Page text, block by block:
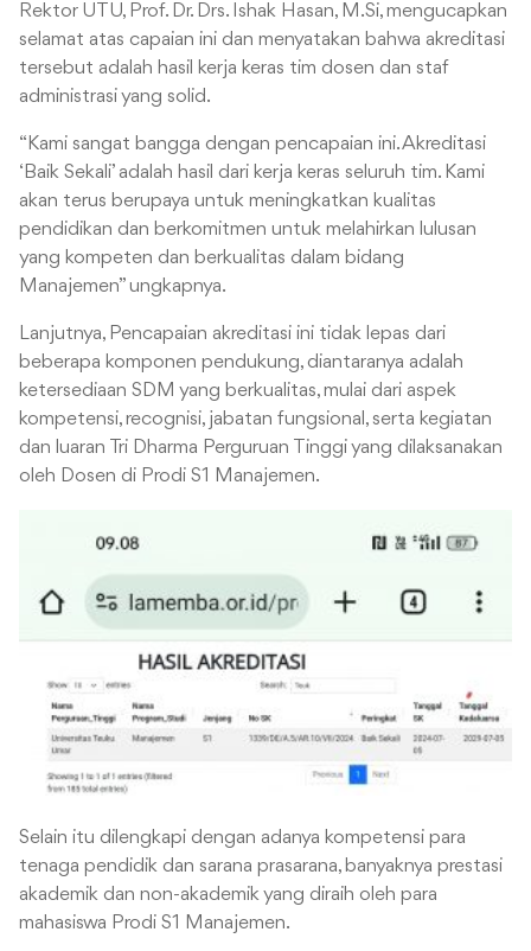
Rektor UTU, Prof. Dr. Drs. Ishak Hasan, M.Si, mengucapkan
selamat atas capaian ini dan menyatakan bahwa akreditasi
tersebut adalah hasil kerja keras tim dosen dan staf
administrasi yang solid.
“Kami sangat bangga dengan pencapaian ini. Akreditasi
‘Baik Sekali’ adalah hasil dari kerja keras seluruh tim. Kami
akan terus berupaya untuk meningkatkan kualitas
pendidikan dan berkomitmen untuk melahirkan lulusan
yang kompeten dan berkualitas dalam bidang
Manajemen” ungkapnya.
Lanjutnya, Pencapaian akreditasi ini tidak lepas dari
beberapa komponen pendukung, diantaranya adalah
ketersediaan SDM yang berkualitas, mulai dari aspek
kompetensi, recognisi, jabatan fungsional, serta kegiatan
dan luaran Tri Dharma Perguruan Tinggi yang dilaksanakan
oleh Dosen di Prodi S1 Manajemen.
Selain itu dilengkapi dengan adanya kompetensi para
tenaga pendidik dan sarana prasarana, banyaknya prestasi
akademik dan non-akademik yang diraih oleh para
mahasiswa Prodi S1 Manajemen.